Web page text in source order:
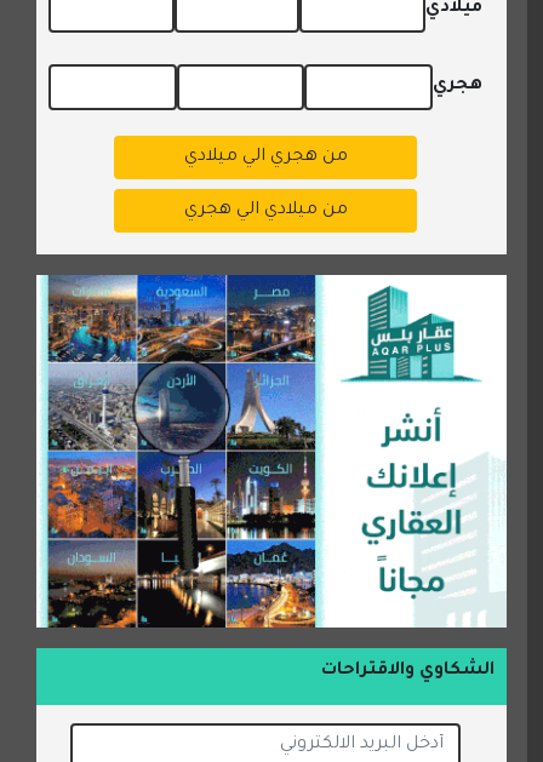
ميلادي
هجري
من هجري الي ميلادي
من ميلادي الي هجري
الشكاوي والاقتراحات